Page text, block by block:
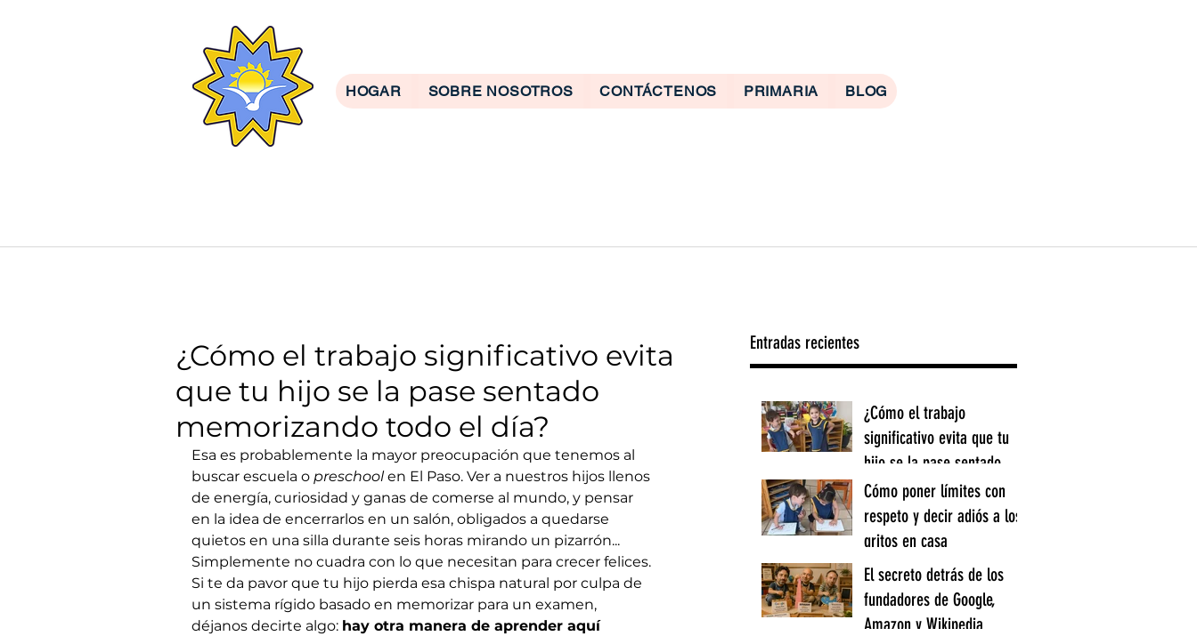
HOGAR SOBRE NOSOTROS CONTÁCTENOS PRIMARIA BLOG
Entradas recientes
¿Cómo el trabajo
significativo evita que tu
hijo se la pase sentado
memorizando todo el día?
Cómo poner límites con
respeto y decir adiós a los
gritos en casa
El secreto detrás de los
fundadores de Google,
Amazon y Wikipedia
¿Cómo el trabajo significativo evita
que tu hijo se la pase sentado
memorizando todo el día?
Esa es probablemente la mayor preocupación que tenemos al
buscar escuela o preschool en El Paso. Ver a nuestros hijos llenos
de energía, curiosidad y ganas de comerse al mundo, y pensar
en la idea de encerrarlos en un salón, obligados a quedarse
quietos en una silla durante seis horas mirando un pizarrón...
Simplemente no cuadra con lo que necesitan para crecer felices.
Si te da pavor que tu hijo pierda esa chispa natural por culpa de
un sistema rígido basado en memorizar para un examen,
déjanos decirte algo: hay otra manera de aprender aquí